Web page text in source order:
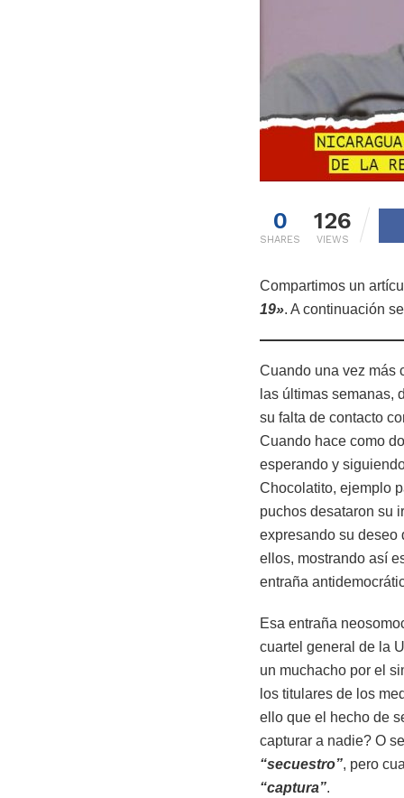
0
SHARES
126
VIEWS
Compartimos un
19». A continuación
Cuando una vez más
las últimas semanas,
su falta de contacto
Cuando hace como
esperando y
Chocolatito, ejemplo
puchos desataron su
expresando su deseo
ellos, mostrando así
entraña
Esa entraña
cuartel general de la
un muchacho por el
los titulares de los
ello que el hecho de
capturar a nadie? O
“secuestro”, pero
“captura”.